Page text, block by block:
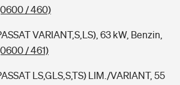
/ 460)
VARIANT,S,LS), 63 kW, Benzin,
/ 461)
LS,GLS,S,TS) LIM./VARIANT, 55